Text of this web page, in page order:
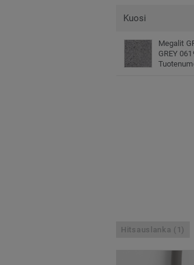
Kuosi
Megalit
GREY
Hitsauslanka (1)